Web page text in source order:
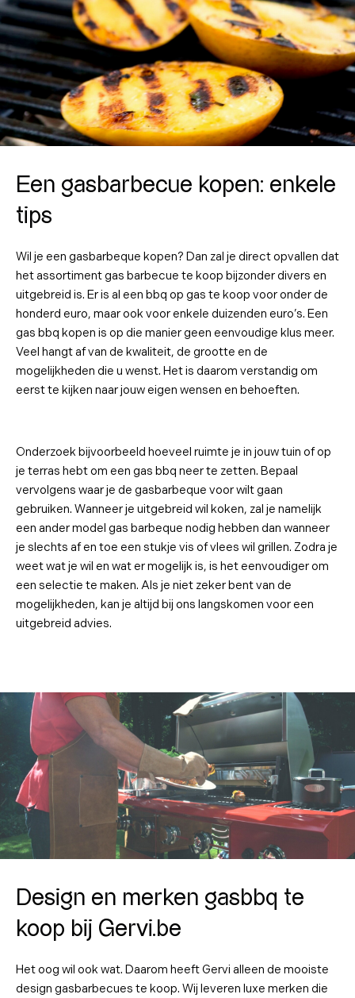
Een gasbarbecue kopen: enkele
tips
Wil je een gasbarbeque kopen? Dan zal je direct opvallen dat
het assortiment gas barbecue te koop bijzonder divers en
uitgebreid is. Er is al een bbq op gas te koop voor onder de
honderd euro, maar ook voor enkele duizenden euro’s. Een
gas bbq kopen is op die manier geen eenvoudige klus meer.
Veel hangt af van de kwaliteit, de grootte en de
mogelijkheden die u wenst. Het is daarom verstandig om
eerst te kijken naar jouw eigen wensen en behoeften.
Onderzoek bijvoorbeeld hoeveel ruimte je in jouw tuin of op
je terras hebt om een gas bbq neer te zetten. Bepaal
vervolgens waar je de gasbarbeque voor wilt gaan
gebruiken. Wanneer je uitgebreid wil koken, zal je namelijk
een ander model gas barbeque nodig hebben dan wanneer
je slechts af en toe een stukje vis of vlees wil grillen. Zodra je
weet wat je wil en wat er mogelijk is, is het eenvoudiger om
een selectie te maken. Als je niet zeker bent van de
mogelijkheden, kan je altijd bij ons langskomen voor een
uitgebreid advies.
Design en merken gasbbq te
koop bij Gervi.be
Het oog wil ook wat. Daarom heeft Gervi alleen de mooiste
design gasbarbecues te koop. Wij leveren luxe merken die